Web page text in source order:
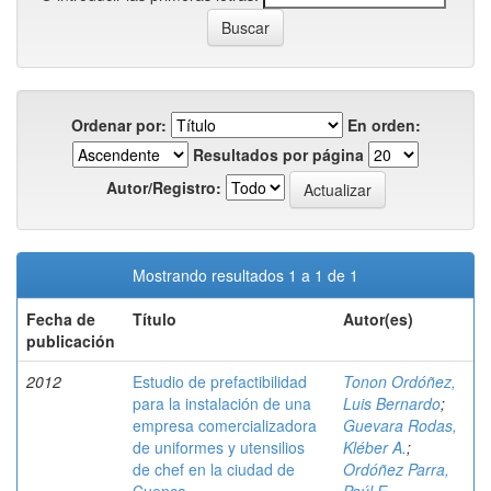
Ordenar por:
En orden:
Resultados por página
Autor/Registro:
Mostrando resultados 1 a 1 de 1
Fecha de
publicación
Título Autor(es)
2012
Estudio de prefactibilidad
para la instalación de una
empresa comercializadora
de uniformes y utensilios
de chef en la ciudad de
Tonon Ordóñez,
Luis Bernardo;
Guevara Rodas,
Kléber A.;
Ordóñez Parra,